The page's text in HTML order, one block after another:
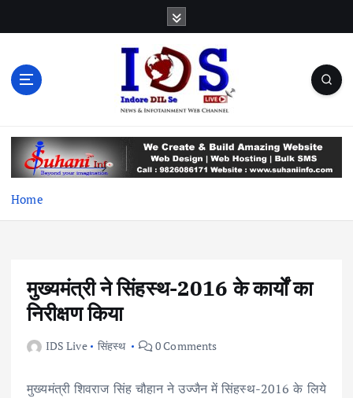
t
Home
मुख्यमंत्री ने सिंहस्थ-2016 के कार्यों का
निरीक्षण किया
IDS Live सिंहस्थ 0 Comments
मुख्यमंत्री शिवराज सिंह चौहान ने उज्जैन में सिंहस्थ-2016 के लिये